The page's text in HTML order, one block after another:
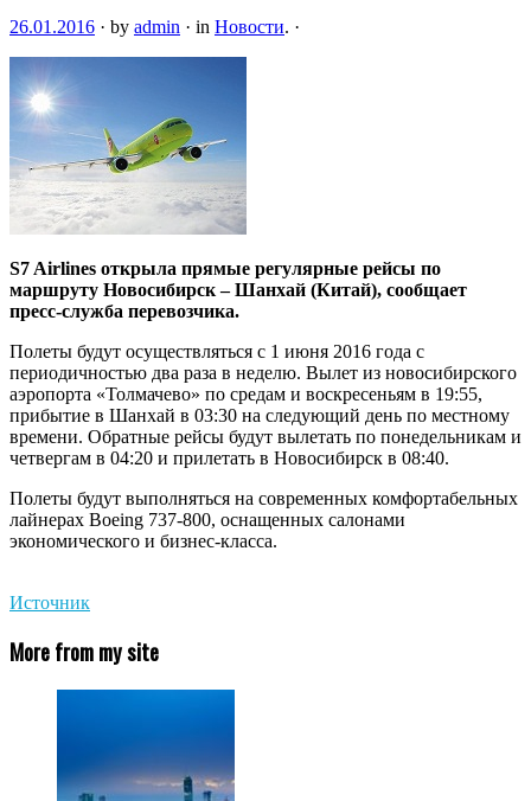
26.01.2016 · by admin · in Новости. ·
S7 Airlines открыла прямые регулярные рейсы по
маршруту Новосибирск – Шанхай (Китай), сообщает
пресс-служба перевозчика.
Полеты будут осуществляться с 1 июня 2016 года с
периодичностью два раза в неделю. Вылет из новосибирского
аэропорта «Толмачево» по средам и воскресеньям в 19:55,
прибытие в Шанхай в 03:30 на следующий день по местному
времени. Обратные рейсы будут вылетать по понедельникам и
четвергам в 04:20 и прилетать в Новосибирск в 08:40.
Полеты будут выполняться на современных комфортабельных
лайнерах Boeing 737-800, оснащенных салонами
экономического и бизнес-класса.
Источник
More from my site